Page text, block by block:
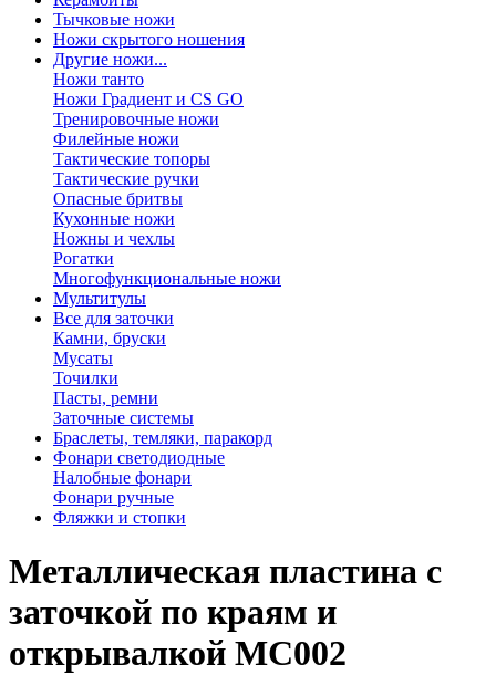
Тычковые ножи
Ножи скрытого ношения
Другие ножи...
Ножи танто
Ножи Градиент и CS GO
Тренировочные ножи
Филейные ножи
Тактические топоры
Тактические ручки
Опасные бритвы
Кухонные ножи
Ножны и чехлы
Рогатки
Многофункциональные ножи
Мультитулы
Все для заточки
Камни, бруски
Мусаты
Точилки
Пасты, ремни
Заточные системы
Браслеты, темляки, паракорд
Фонари светодиодные
Налобные фонари
Фонари ручные
Фляжки и стопки
Металлическая пластина с
заточкой по краям и
открывалкой MC002